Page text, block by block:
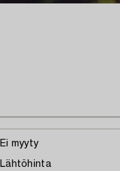
Ei myyty
Lähtöhinta